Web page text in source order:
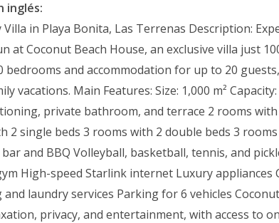
inglés:
in Playa Bonita, Las Terrenas Description:
at Coconut Beach House, an exclusive villa just
bedrooms and accommodation for up to 20
Main Features: Size: 1,000 m²
private bathroom, and terrace 2 rooms
2 single beds 3 rooms with 2 double beds 3
and BBQ Volleyball, basketball, tennis, and
High-speed Starlink internet Luxury appliances
laundry services Parking for 6 vehicles
privacy, and entertainment, with access to